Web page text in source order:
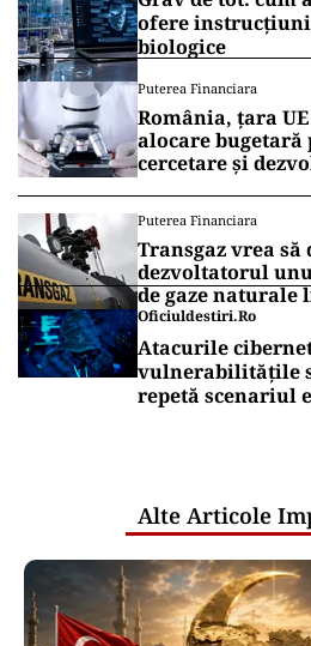
ofere
biologice
Puterea Financiara
România, țara
alocare
cercetare și
Puterea Financiara
Transgaz vrea
dezvoltatorul
de gaze naturale
Oficiuldestiri.ro
Atacurile
vulnerabilitățile
repetă scenariul
Alte Articole